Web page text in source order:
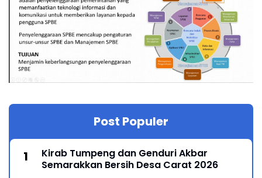
Post Populer
Kirab Tumpeng dan Genduri Akbar
Semarakkan Bersih Desa Carat 2026